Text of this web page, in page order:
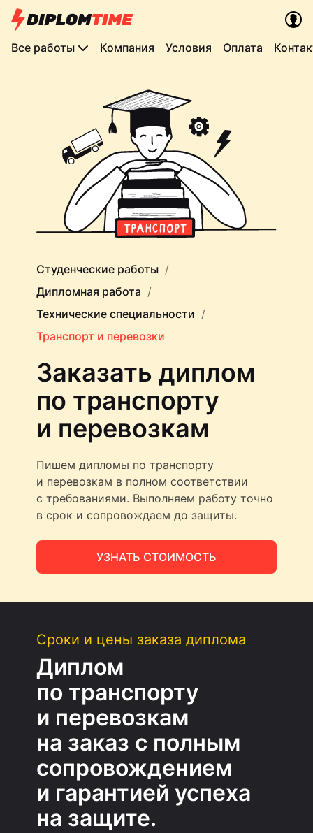
Все работы Компания Условия Оплата
Студенческие работы
Дипломная работа
Технические специальности
Транспорт и перевозки
Заказать диплом
по транспорту
и перевозкам
Пишем дипломы по транспорту
и перевозкам в полном соответствии
с требованиями. Выполняем работу точно
в срок и сопровождаем до защиты.
УЗНАТЬ СТОИМОСТЬ
Сроки и цены заказа диплома
Диплом
по транспорту
и перевозкам
на заказ с полным
сопровождением
и гарантией успеха
на защите.